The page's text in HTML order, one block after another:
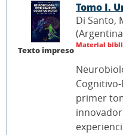
Texto impreso
Tomo I.
Di Santo,
Material
primer